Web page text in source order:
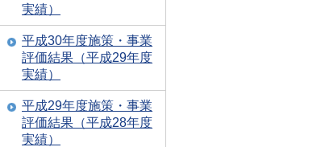
実績）
平成30年度施策・事業
評価結果（平成29年度
実績）
平成29年度施策・事業
評価結果（平成28年度
実績）